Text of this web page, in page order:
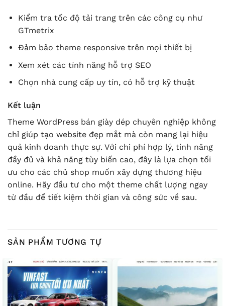
Kiểm tra tốc độ tải trang trên các công cụ như
GTmetrix
Đảm bảo theme responsive trên mọi thiết bị
Xem xét các tính năng hỗ trợ SEO
Chọn nhà cung cấp uy tín, có hỗ trợ kỹ thuật
Kết luận
Theme WordPress bán giày dép chuyên nghiệp không
chỉ giúp tạo website đẹp mắt mà còn mang lại hiệu
quả kinh doanh thực sự. Với chi phí hợp lý, tính năng
đầy đủ và khả năng tùy biến cao, đây là lựa chọn tối
ưu cho các chủ shop muốn xây dựng thương hiệu
online. Hãy đầu tư cho một theme chất lượng ngay
từ đầu để tiết kiệm thời gian và công sức về sau.
SẢN PHẨM TƯƠNG TỰ